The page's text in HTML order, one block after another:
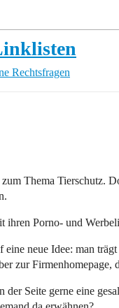
Rechtsfragen
zum Thema Tierschutz.
ihren Porno- und
neue Idee: man
zur Firmenhomepage,
der Seite gerne eine